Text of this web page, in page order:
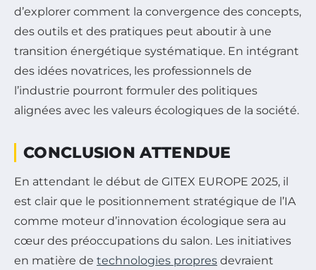
d’explorer comment la convergence des concepts,
des outils et des pratiques peut aboutir à une
transition énergétique systématique. En intégrant
des idées novatrices, les professionnels de
l’industrie pourront formuler des politiques
alignées avec les valeurs écologiques de la société.
CONCLUSION ATTENDUE
En attendant le début de GITEX EUROPE 2025, il
est clair que le positionnement stratégique de l’IA
comme moteur d’innovation écologique sera au
cœur des préoccupations du salon. Les initiatives
en matière de technologies propres devraient